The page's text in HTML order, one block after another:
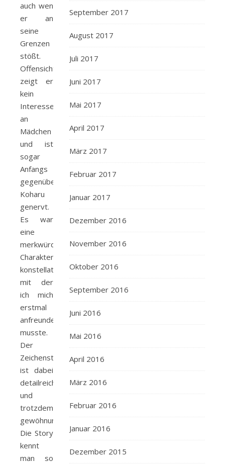
auch wen
er an
seine
Grenzen
stößt.
Offensichtlich
zeigt er
kein
Interesse
an
Mädchen
und ist
sogar
Anfangs
gegenüber
Koharu
genervt.
Es war
eine
merkwürdige
Charakter
konstellation,
mit der
ich mich
erstmal
anfreunden
musste.
Der
Zeichenstil
ist dabei
detailreich
und
trotzdem
gewöhnungsbedürftig.
Die Story
kennt
man so
September 2017
August 2017
Juli 2017
Juni 2017
Mai 2017
April 2017
März 2017
Februar 2017
Januar 2017
Dezember 2016
November 2016
Oktober 2016
September 2016
Juni 2016
Mai 2016
April 2016
März 2016
Februar 2016
Januar 2016
Dezember 2015